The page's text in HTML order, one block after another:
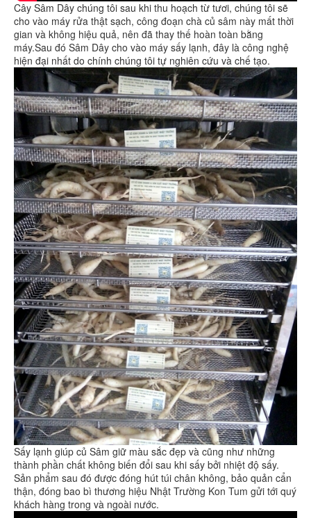
Cây Sâm Dây chúng tôi sau khi thu hoạch từ tươi, chúng tôi sẽ
cho vào máy rửa thật sạch, công đoạn chà củ sâm này mất thời
gian và không hiệu quả, nên đã thay thế hoàn toàn bằng
máy.Sau đó Sâm Dây cho vào máy sấy lạnh, đây là công nghệ
hiện đại nhất do chính chúng tôi tự nghiên cứu và chế tạo.
Sấy lạnh giúp củ Sâm giữ màu sắc đẹp và cũng như những
thành phần chất không biến đổi sau khi sấy bởi nhiệt độ sấy.
Sản phẩm sau đó được đóng hút túi chân không, bảo quản cẩn
thận, đóng bao bì thương hiệu Nhật Trường Kon Tum gửi tới quý
khách hàng trong và ngoài nước.